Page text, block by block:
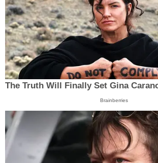
The Truth Will Finally Set Gina
Brainberries